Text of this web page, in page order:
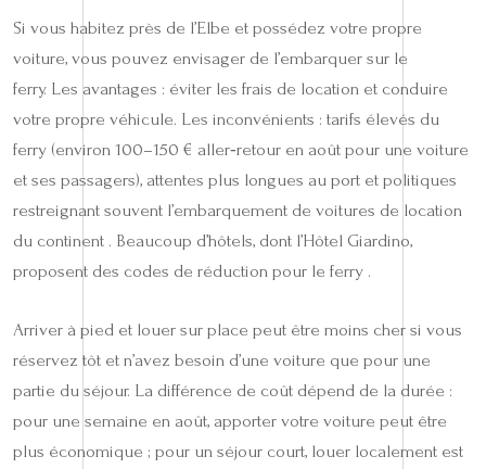
Si vous habitez près de l’Elbe et possédez votre propre
voiture, vous pouvez envisager de l’embarquer sur le
ferry. Les avantages : éviter les frais de location et conduire
votre propre véhicule. Les inconvénients : tarifs élevés du
ferry (environ 100–150 € aller‑retour en août pour une voiture
et ses passagers), attentes plus longues au port et politiques
restreignant souvent l’embarquement de voitures de location
du continent . Beaucoup d’hôtels, dont l’Hôtel Giardino,
proposent des codes de réduction pour le ferry .
Arriver à pied et louer sur place peut être moins cher si vous
réservez tôt et n’avez besoin d’une voiture que pour une
partie du séjour. La différence de coût dépend de la durée :
pour une semaine en août, apporter votre voiture peut être
plus économique ; pour un séjour court, louer localement est